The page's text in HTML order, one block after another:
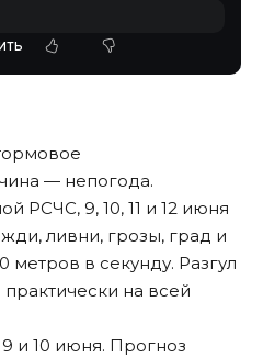
— непогода.
РСЧС, 9, 10, 11 и 12 июня
ливни, грозы, град и
в секунду. Разгул
на всей
и 10 июня. Прогноз